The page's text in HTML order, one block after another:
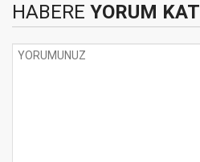
HABERE YORUM KAT